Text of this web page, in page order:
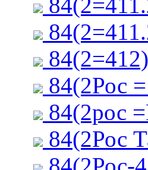
84(2Рос
84(2рос
84(2Рос